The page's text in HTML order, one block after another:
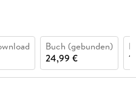
Buch (gebunden)
24,99 €